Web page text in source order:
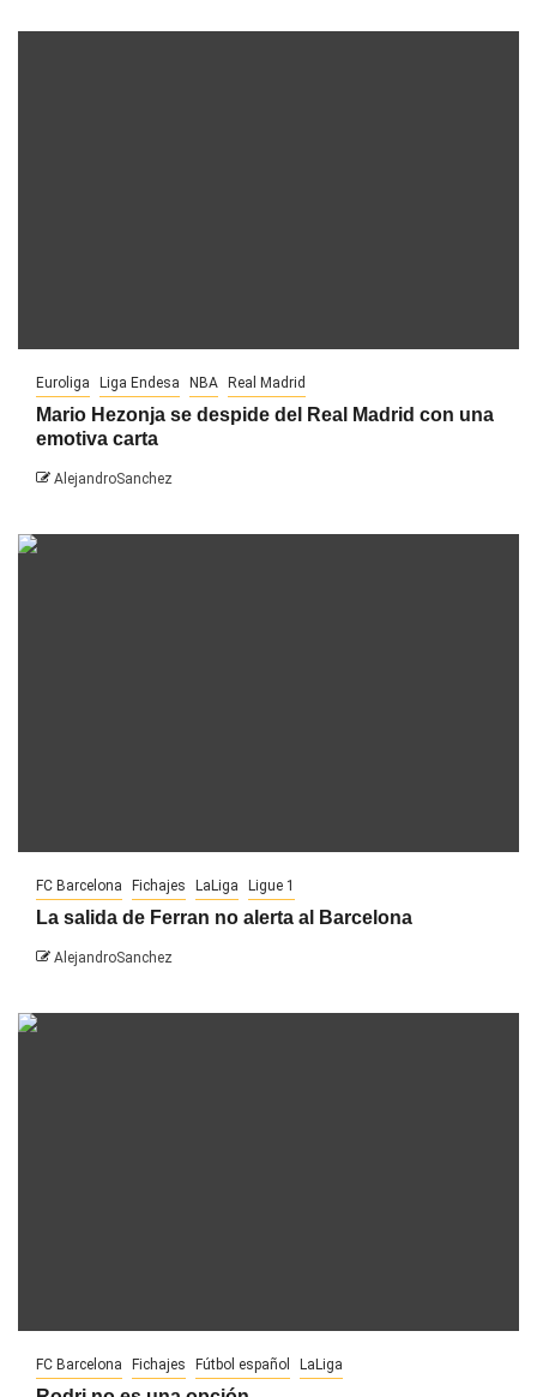
Euroliga Liga Endesa NBA Real Madrid
Mario Hezonja se despide del Real Madrid con una
emotiva carta
AlejandroSanchez
FC Barcelona Fichajes LaLiga Ligue 1
La salida de Ferran no alerta al Barcelona
AlejandroSanchez
FC Barcelona Fichajes Fútbol español LaLiga